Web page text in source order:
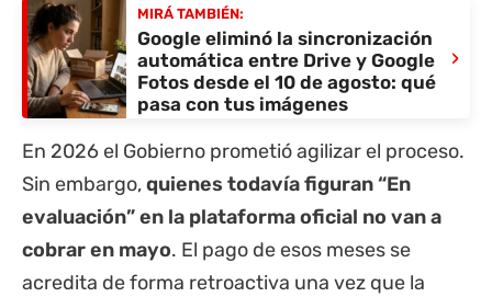
MIRÁ TAMBIÉN:
Google eliminó la sincronización
automática entre Drive y Google
Fotos desde el 10 de agosto: qué
pasa con tus imágenes
›
En 2026 el Gobierno prometió agilizar el proceso.
Sin embargo,quienes todavía figuran “En
evaluación” en la plataforma oficial no van a
cobrar en mayo. El pago de esos meses se
acredita de forma retroactiva una vez que la